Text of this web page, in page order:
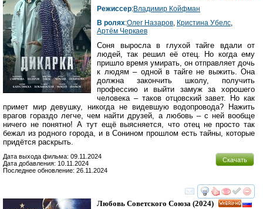
Режиссер:Владимир Койфман
В ролях:Олег Назаров, Кристина Убелс,
Артём Черкаев
Соня выросла в глухой тайге вдали от
людей, так решил её отец. Но когда ему
пришло время умирать, он отправляет дочь
к людям – одной в тайге не выжить. Она
должна закончить школу, получить
профессию и выйти замуж за хорошего
человека – таков отцовский завет. Но как
примет мир девушку, никогда не видевшую водопровода? Нажить
врагов гораздо легче, чем найти друзей, а любовь – с ней вообще
ничего не понятно! А тут ещё выясняется, что отец не просто так
бежал из родного города, и в Сонином прошлом есть тайны, которые
придётся раскрыть.
Скачать
Дата выхода фильма: 09.11.2024
Дата добавления: 10.11.2024
Последнее обновление: 26.11.2024
смотреть
Любовь Советского Союза (2024)